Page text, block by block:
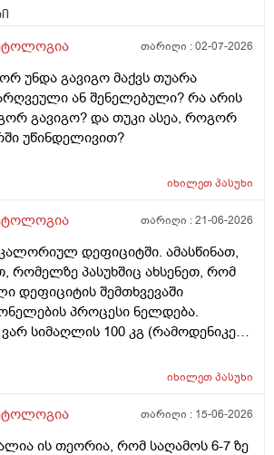
თარიღი :02-07-2026
უნდა გავიგო მაქვს თუარა
ან შენელებული? რა არის
გავიგო? და თუკი ასეა, როგორ
უწინდელივით?
იხილეთპასუხი
თარიღი :21-06-2026
დეფიციტში. ამასწინათ,
რომელზე პასუხშიც ახსენეთ, რომ
დეფიციტის შემთხვევაში
პროცესი ნელდება.
სიმაღლის 100 კგ (რამოდენიკე
ვხარჯავ 1900 კალორიას. დღეს,
მივიღო 600-700 კალორიაც, რომ
იხილეთპასუხი
თარიღი : 15-06-2026
ის თეორია, რომ საღამოს 6-7 ზე